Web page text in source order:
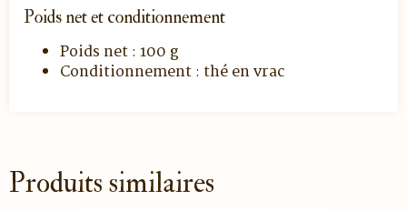
Poids net et conditionnement
Poids net: 100 g
Conditionnement: thé en vrac
Produits similaires